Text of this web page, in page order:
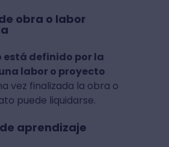
obra o labor
está definido por la
labor o proyecto
vez finalizada la obra o
puede liquidarse.
aprendizaje